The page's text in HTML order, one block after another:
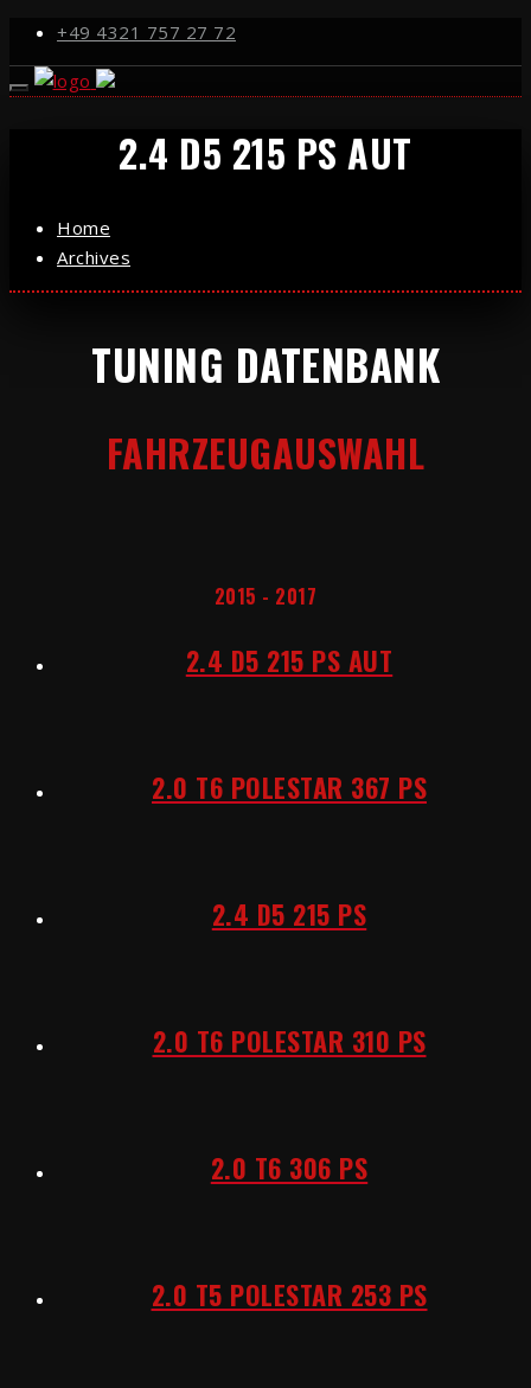
+49 4321 757 27 72
2.4 D5 215 PS AUT
Home
Archives
TUNING DATENBANK
FAHRZEUGAUSWAHL
2015 - 2017
2.4 D5 215 PS AUT
2.0 T6 POLESTAR 367 PS
2.4 D5 215 PS
2.0 T6 POLESTAR 310 PS
2.0 T6 306 PS
2.0 T5 POLESTAR 253 PS